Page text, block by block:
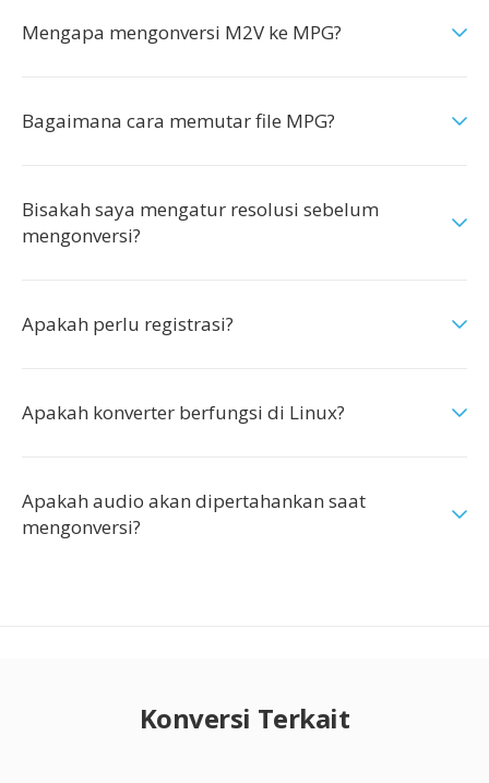
Mengapa mengonversi M2V ke MPG?
Bagaimana cara memutar file MPG?
Bisakah saya mengatur resolusi sebelum
mengonversi?
Apakah perlu registrasi?
Apakah konverter berfungsi di Linux?
Apakah audio akan dipertahankan saat
mengonversi?
Konversi Terkait